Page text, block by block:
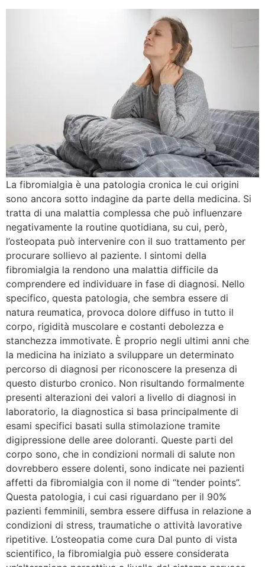
La fibromialgia è una patologia cronica le cui origini
sono ancora sotto indagine da parte della medicina. Si
tratta di una malattia complessa che può influenzare
negativamente la routine quotidiana, su cui, però,
l’osteopata può intervenire con il suo trattamento per
procurare sollievo al paziente. I sintomi della
fibromialgia la rendono una malattia difficile da
comprendere ed individuare in fase di diagnosi. Nello
specifico, questa patologia, che sembra essere di
natura reumatica, provoca dolore diffuso in tutto il
corpo, rigidità muscolare e costanti debolezza e
stanchezza immotivate. È proprio negli ultimi anni che
la medicina ha iniziato a sviluppare un determinato
percorso di diagnosi per riconoscere la presenza di
questo disturbo cronico. Non risultando formalmente
presenti alterazioni dei valori a livello di diagnosi in
laboratorio, la diagnostica si basa principalmente di
esami specifici basati sulla stimolazione tramite
digipressione delle aree doloranti. Queste parti del
corpo sono, che in condizioni normali di salute non
dovrebbero essere dolenti, sono indicate nei pazienti
affetti da fibromialgia con il nome di “tender points”.
Questa patologia, i cui casi riguardano per il 90%
pazienti femminili, sembra essere diffusa in relazione a
condizioni di stress, traumatiche o attività lavorative
ripetitive. L’osteopatia come cura Dal punto di vista
scientifico, la fibromialgia può essere considerata